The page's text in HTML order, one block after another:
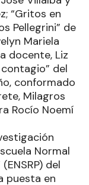
“Gritos en
Pellegrini” de
Mariela
docente, Liz
del
conformado
Milagros
Rocío Noemí
Normal
del
puesta en